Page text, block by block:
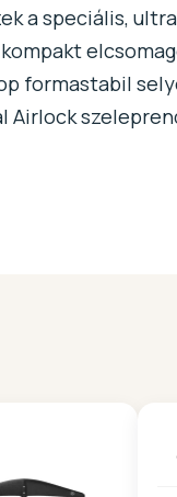
a speciális,
formastabil